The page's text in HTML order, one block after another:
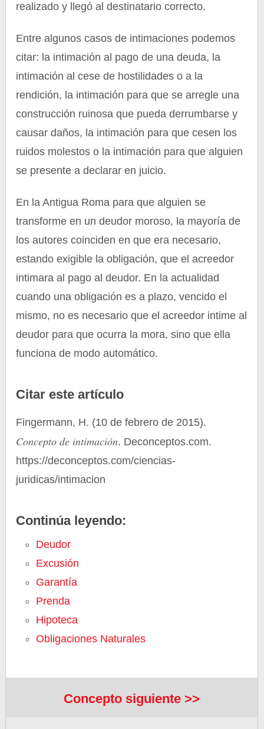
realizado y llegó al destinatario correcto.
Entre algunos casos de intimaciones podemos
citar: la intimación al pago de una deuda, la
intimación al cese de hostilidades o a la
rendición, la intimación para que se arregle una
construcción ruinosa que pueda derrumbarse y
causar daños, la intimación para que cesen los
ruidos molestos o la intimación para que alguien
se presente a declarar en juicio.
En la Antigua Roma para que alguien se
transforme en un deudor moroso, la mayoría de
los autores coinciden en que era necesario,
estando exigible la obligación, que el acreedor
intimara al pago al deudor. En la actualidad
cuando una obligación es a plazo, vencido el
mismo, no es necesario que el acreedor intime al
deudor para que ocurra la mora, sino que ella
funciona de modo automático.
Citar este artículo
Fingermann, H. (10 de febrero de 2015).
Concepto de intimación. Deconceptos.com.
https://deconceptos.com/ciencias-
juridicas/intimacion
Continúa leyendo:
Deudor
Excusión
Garantía
Prenda
Hipoteca
Obligaciones Naturales
Concepto siguiente >>